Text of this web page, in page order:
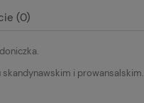
kosztów
(0)
i prowansalskim.